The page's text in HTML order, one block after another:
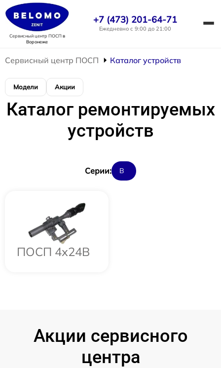
Сервисный центр ПОСПв
Воронеже
+7 (473) 201-64-71
Ежедневно с 9:00 до 21:00
Сервисный центр ПОСП Каталог устройств
Модели Акции
Каталог ремонтируемых
устройств
Cерии: B
ПОСП 4x24B
Акции сервисного
центра